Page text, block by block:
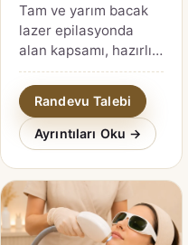
Tam ve yarım bacak
lazer epilasyonda
alan kapsamı, hazırlık,
güneş etkisi, seans
planı ve güncel fiyat
soruları.
Randevu Talebi
Ayrıntıları Oku →